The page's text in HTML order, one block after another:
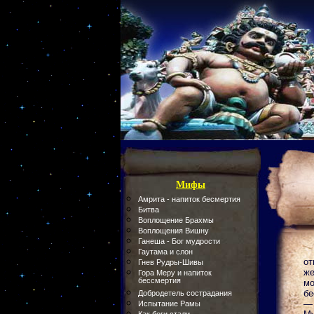
Мифы
Амрита - напиток бесмертия
Битва
Воплощение Брахмы
Воплощения Вишну
Ганеша - Бог мудрости
Гаутама и слон
Гнев Рудры-Шивы
Гора Меру и напиток
бессмертия
Добродетель сострадания
Испытание Рамы
—